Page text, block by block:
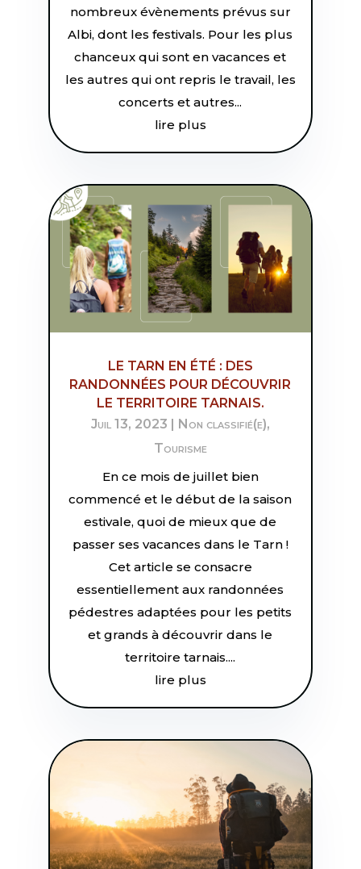
nombreux évènements prévus sur
Albi, dont les festivals. Pour les plus
chanceux qui sont en vacances et
les autres qui ont repris le travail, les
concerts et autres...
lire plus
LE TARN EN ÉTÉ : DES
RANDONNÉES POUR DÉCOUVRIR
LE TERRITOIRE TARNAIS.
Juil 13, 2023
Non classifié(e),
Tourisme
En ce mois de juillet bien
commencé et le début de la saison
estivale, quoi de mieux que de
passer ses vacances dans le Tarn !
Cet article se consacre
essentiellement aux randonnées
pédestres adaptées pour les petits
et grands à découvrir dans le
territoire tarnais....
lire plus